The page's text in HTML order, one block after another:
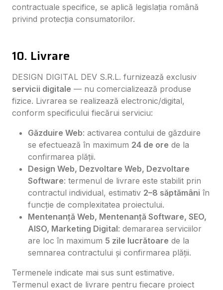
contractuale specifice, se aplică legislația română
privind protecția consumatorilor.
10. Livrare
DESIGN DIGITAL DEV S.R.L. furnizează exclusiv
servicii digitale — nu comercializează produse
fizice. Livrarea se realizează electronic/digital,
conform specificului fiecărui serviciu:
Găzduire Web: activarea contului de găzduire
se efectuează în maximum 24 de ore de la
confirmarea plății.
Design Web, Dezvoltare Web, Dezvoltare
Software: termenul de livrare este stabilit prin
contractul individual, estimativ 2–8 săptămâni în
funcție de complexitatea proiectului.
Mentenanță Web, Mentenanță Software, SEO,
AISO, Marketing Digital: demararea serviciilor
are loc în maximum 5 zile lucrătoare de la
semnarea contractului și confirmarea plății.
Termenele indicate mai sus sunt estimative.
Termenul exact de livrare pentru fiecare proiect